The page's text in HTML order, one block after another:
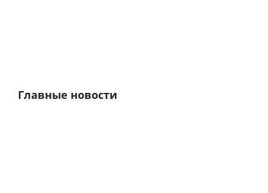
Главные новости